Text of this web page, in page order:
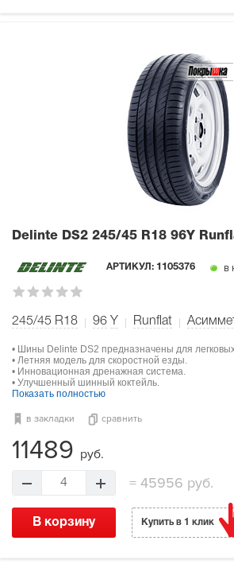
Delinte DS2 245/45 R18 96Y
АРТИКУЛ: 1105376 в
245/45 R18 96 Y Runflat
• Шины Delinte DS2 предназначены для
• Летняя модель для скоростной езды.
• Инновационная дренажная система.
• Улучшенный шинный коктейль.
Показать полностью
в закладки сравнить
11489 руб.
4 =45956 руб.
В корзину Купить в 1 клик